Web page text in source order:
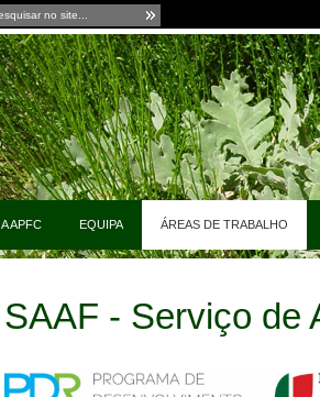
A APFC EQUIPA ÁREAS DE TRABALHO
SAAF - Serviço de